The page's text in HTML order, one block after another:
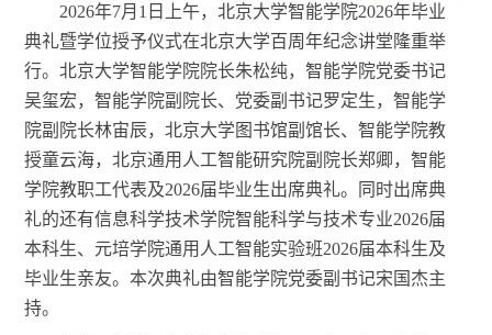
2026年7月1日上午，北京大学智能学院2026年毕业
典礼暨学位授予仪式在北京大学百周年纪念讲堂隆重举
行。北京大学智能学院院长朱松纯，智能学院党委书记
吴玺宏，智能学院副院长、党委副书记罗定生，智能学
院副院长林宙辰，北京大学图书馆副馆长、智能学院教
授童云海，北京通用人工智能研究院副院长郑卿，智能
学院教职工代表及2026届毕业生出席典礼。
同时出席典
礼的还有信息科学技术学院智能科学与技术专业2026届
本科生、元培学院通用人工智能实验班2026届本科生及
毕业生亲友。本次典礼由智能学院党委副书记宋国杰主
持。